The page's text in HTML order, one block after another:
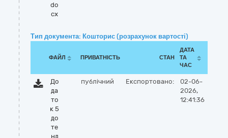
do
cx
Тип документа: Кошторис (розрахунок вартості)
ФАЙЛ ПРИВАТНІСТЬ СТАН
ДАТА
ТА
ЧАС
До
да
то
к 5
до
те
нд
публічний Експортовано:
02-06-
2026,
12:41:36